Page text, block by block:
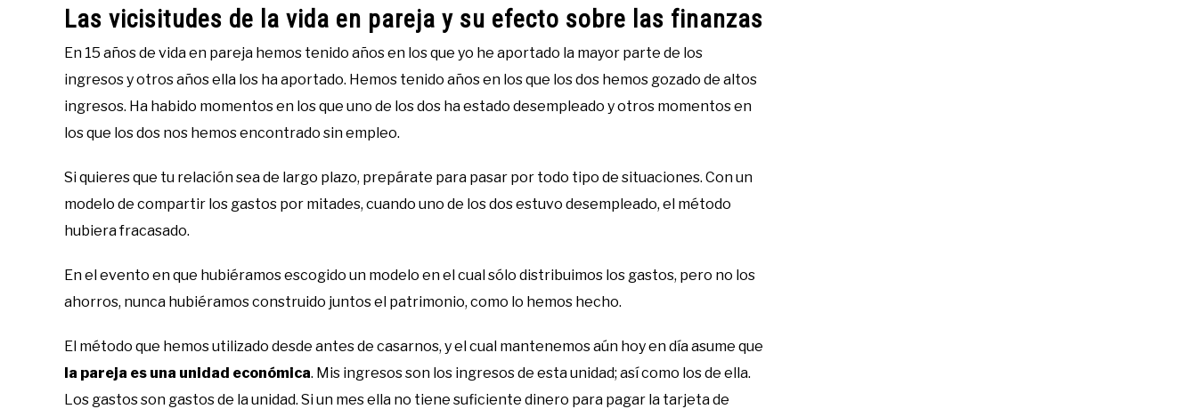
Las vicisitudes de la vida en pareja y su efecto sobre las finanzas
En 15 años de vida en pareja hemos tenido años en los que yo he aportado la mayor parte de los
ingresos y otros años ella los ha aportado. Hemos tenido años en los que los dos hemos gozado de altos
ingresos. Ha habido momentos en los que uno de los dos ha estado desempleado y otros momentos en
los que los dos nos hemos encontrado sin empleo.
Si quieres que tu relación sea de largo plazo, prepárate para pasar por todo tipo de situaciones. Con un
modelo de compartir los gastos por mitades, cuando uno de los dos estuvo desempleado, el método
hubiera fracasado.
En el evento en que hubiéramos escogido un modelo en el cual sólo distribuimos los gastos, pero no los
ahorros, nunca hubiéramos construido juntos el patrimonio, como lo hemos hecho.
El método que hemos utilizado desde antes de casarnos, y el cual mantenemos aún hoy en día asume que
la pareja es una unidad económica. Mis ingresos son los ingresos de esta unidad; así como los de ella.
Los gastos son gastos de la unidad. Si un mes ella no tiene suficiente dinero para pagar la tarjeta de